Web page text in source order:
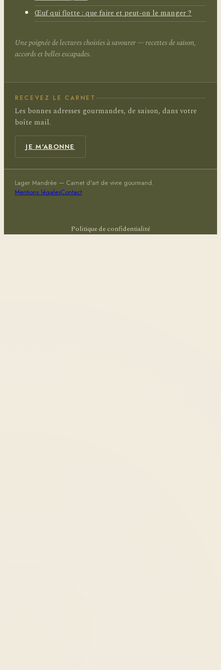
Œuf qui flotte : que faire et peut-on le manger ?
Une poignée de lectures choisies à savourer — recettes de saison,
accords et belles escapades.
RECEVEZ LE CARNET
Les bonnes adresses gourmandes, de saison, dans votre
boîte mail.
JE M'ABONNE
Lager Mandrée — Carnet d'art de vivre gourmand.
Mentions légalesContact
Politique de confidentialité